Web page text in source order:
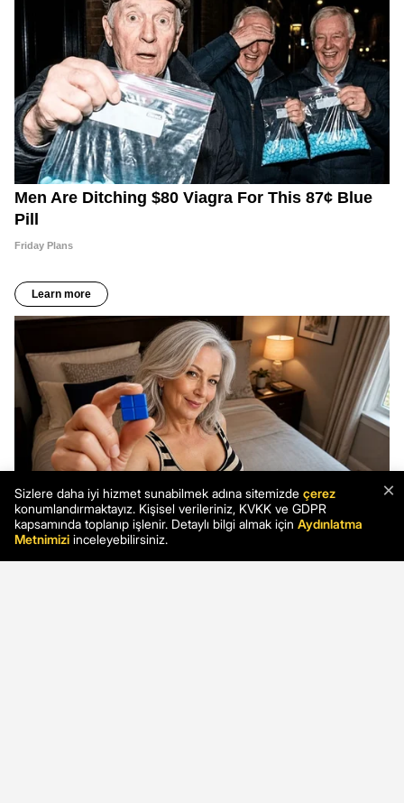
×
Sizlere daha iyi hizmet sunabilmek adına sitemizde çerez
konumlandırmaktayız. Kişisel verileriniz, KVKK ve GDPR
kapsamında toplanıp işlenir. Detaylı bilgi almak için Aydınlatma
Metnimizi inceleyebilirsiniz.